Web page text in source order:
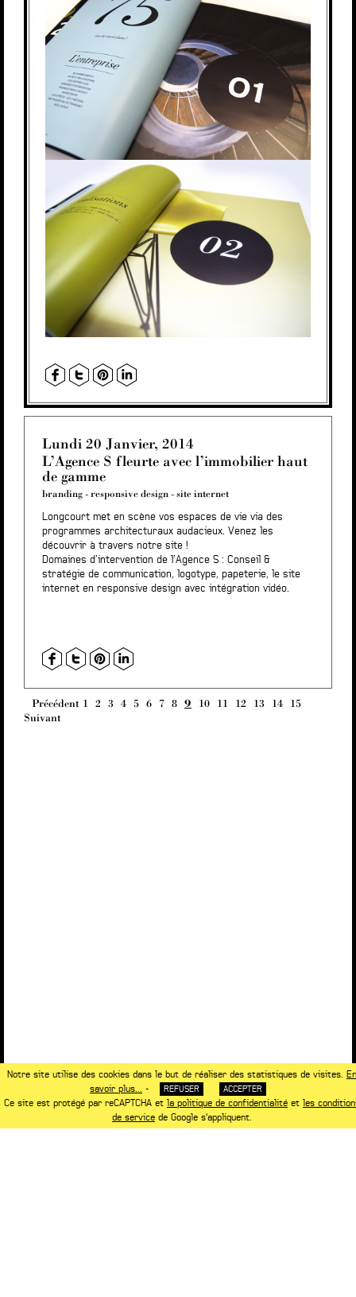
Notre site utilise des cookies dans le but de réaliser des statistiques de visites. En
savoir plus...
- REFUSER ACCEPTER
Ce site est protégé par reCAPTCHA et la politique de confidentialité et les
de service de Google s'appliquent.
Lundi 20 Janvier, 2014
L’Agence S fleurte avec l’immobilier haut
de gamme
branding - responsive design - site internet
Longcourt met en scène vos espaces de vie via des
programmes architecturaux audacieux. Venez les
découvrir à travers notre site !
Domaines d’intervention de l’Agence S : Conseil &
stratégie de communication, logotype, papeterie, le site
internet en responsive design avec intégration vidéo.
Précédent 1 2 3 4 5 6 7 8 9 10 11 12 13 14 15
Suivant